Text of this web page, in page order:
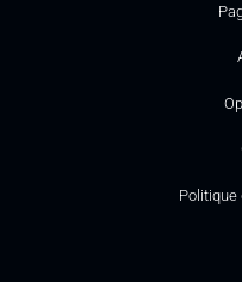
Politique